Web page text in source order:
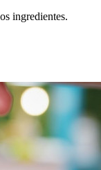
ingredientes.